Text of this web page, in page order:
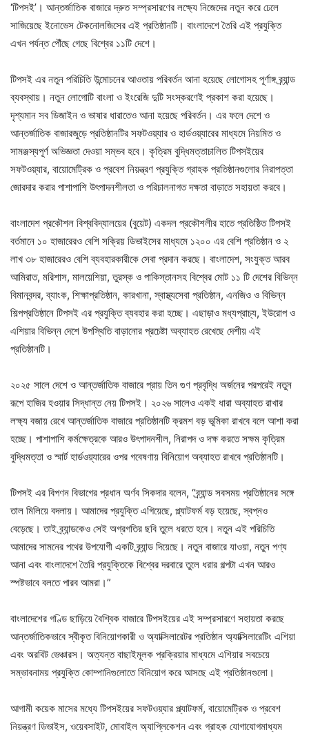
‘টিপসই’। আন্তর্জাতিক বাজারে দ্রুত সম্প্রসারণের লক্ষ্যে নিজেদের নতুন করে ঢেলে
সাজিয়েছে ইনোভেস টেকনোলজিসের এই প্রতিষ্ঠানটি। বাংলাদেশে তৈরি এই প্রযুক্তি
এখন পর্যন্ত পৌঁছে গেছে বিশ্বের ১১টি দেশে।
টিপসই এর নতুন পরিচিতি উন্মোচনের আওতায় পরিবর্তন আনা হয়েছে লোগোসহ পূর্ণাঙ্গ ব্র্যান্ড
ব্যবস্থায়। নতুন লোগোটি বাংলা ও ইংরেজি দুটি সংস্করণেই প্রকাশ করা হয়েছে।
দৃশ্যমান সব ডিজাইন ও ভাষার ধারাতেও আনা হয়েছে পরিবর্তন। এর ফলে দেশে ও
আন্তর্জাতিক বাজারজুড়ে প্রতিষ্ঠানটির সফটওয়্যার ও হার্ডওয়্যারের মাধ্যমে নিয়মিত ও
সামঞ্জস্যপূর্ণ অভিজ্ঞতা দেওয়া সম্ভব হবে। কৃত্রিম বুদ্ধিমত্তাচালিত টিপসইয়ের
সফটওয়্যার, বায়োমেট্রিক ও প্রবেশ নিয়ন্ত্রণ প্রযুক্তি গ্রাহক প্রতিষ্ঠানগুলোর নিরাপত্তা
জোরদার করার পাশাপাশি উৎপাদনশীলতা ও পরিচালনাগত দক্ষতা বাড়াতে সহায়তা করবে।
বাংলাদেশ প্রকৌশল বিশ্ববিদ্যালয়ের (বুয়েট) একদল প্রকৌশলীর হাতে প্রতিষ্ঠিত টিপসই
বর্তমানে ১০ হাজারেরও বেশি সক্রিয় ডিভাইসের মাধ্যমে ১২০০ এর বেশি প্রতিষ্ঠান ও ২
লাখ ৩৮ হাজারেরও বেশি ব্যবহারকারীকে সেবা প্রদান করছে। বাংলাদেশ, সংযুক্ত আরব
আমিরাত, মরিশাস, মালয়েশিয়া, তুরস্ক ও পাকিস্তানসহ বিশ্বের মোট ১১ টি দেশের বিভিন্ন
বিমানবন্দর, ব্যাংক, শিক্ষাপ্রতিষ্ঠান, কারখানা, স্বাস্থ্যসেবা প্রতিষ্ঠান, এনজিও ও বিভিন্ন
শিল্পপ্রতিষ্ঠানে টিপসই এর প্রযুক্তি ব্যবহার করা হচ্ছে। এছাড়াও মধ্যপ্রাচ্য, ইউরোপ ও
এশিয়ার বিভিন্ন দেশে উপস্থিতি বাড়ানোর প্রচেষ্টা অব্যাহত রেখেছে দেশীয় এই
প্রতিষ্ঠানটি।
২০২৫ সালে দেশে ও আন্তর্জাতিক বাজারে প্রায় তিন গুণ প্রবৃদ্ধি অর্জনের পরপরেই নতুন
রূপে হাজির হওয়ার সিদ্ধান্ত নেয় টিপসই। ২০২৬ সালেও একই ধারা অব্যাহত রাখার
লক্ষ্য বজায় রেখে আন্তর্জাতিক বাজারে প্রতিষ্ঠানটি ক্রমশ বড় ভূমিকা রাখবে বলে আশা করা
হচ্ছে। পাশাপাশি কর্মক্ষেত্রকে আরও উৎপাদনশীল, নিরাপদ ও দক্ষ করতে সক্ষম কৃত্রিম
বুদ্ধিমত্তা ও স্মার্ট হার্ডওয়্যারের ওপর গবেষণায় বিনিয়োগ অব্যাহত রাখবে প্রতিষ্ঠানটি।
টিপসই এর বিপণন বিভাগের প্রধান অর্ণব সিকদার বলেন, “ব্র্যান্ড সবসময় প্রতিষ্ঠানের সঙ্গে
তাল মিলিয়ে বদলায়। আমাদের প্রযুক্তি এগিয়েছে, প্ল্যাটফর্ম বড় হয়েছে, স্বপ্নও
বেড়েছে। তাই ব্র্যান্ডকেও সেই অগ্রগতির ছবি তুলে ধরতে হবে। নতুন এই পরিচিতি
আমাদের সামনের পথের উপযোগী একটি ব্র্যান্ড দিয়েছে। নতুন বাজারে যাওয়া, নতুন পণ্য
আনা এবং বাংলাদেশে তৈরি প্রযুক্তিকে বিশ্বের দরবারে তুলে ধরার গল্পটা এখন আরও
স্পষ্টভাবে বলতে পারব আমরা।”
বাংলাদেশের গণ্ডি ছাড়িয়ে বৈশ্বিক বাজারে টিপসইয়ের এই সম্প্রসারণে সহায়তা করছে
আন্তর্জাতিকভাবে স্বীকৃত বিনিয়োগকারী ও অ্যাক্সিলারেটর প্রতিষ্ঠান অ্যাক্সিলারেটিং এশিয়া
এবং অরবিট ভেঞ্চারস। অত্যন্ত বাছাইমূলক প্রক্রিয়ার মাধ্যমে এশিয়ার সবচেয়ে
সম্ভাবনাময় প্রযুক্তি কোম্পানিগুলোতে বিনিয়োগ করে আসছে এই প্রতিষ্ঠানগুলো।
আগামী কয়েক মাসের মধ্যে টিপসইয়ের সফটওয়্যার প্ল্যাটফর্ম, বায়োমেট্রিক ও প্রবেশ
নিয়ন্ত্রণ ডিভাইস, ওয়েবসাইট, মোবাইল অ্যাপ্লিকেশন এবং গ্রাহক যোগাযোগমাধ্যম